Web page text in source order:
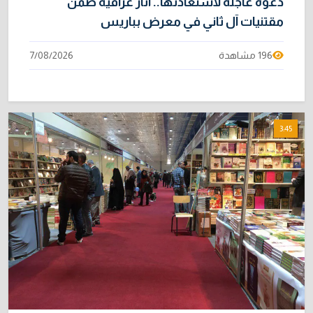
مقتنيات آل ثاني في معرض بباريس
196 مشاهدة 7/08/2026
3:45